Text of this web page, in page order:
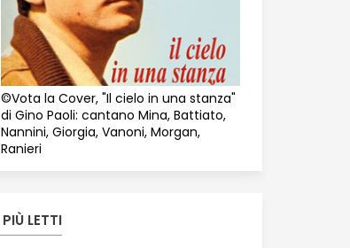
©Vota la Cover, "Il cielo in una stanza"
di Gino Paoli: cantano Mina, Battiato,
Nannini, Giorgia, Vanoni, Morgan,
Ranieri
PIÙ LETTI